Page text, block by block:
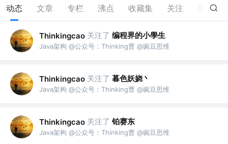
动态 文章 专栏 沸点 收藏集 关注 3
Thinkingcao 关注了 编程界的小學生
Java架构 @公众号：Thinking曹 @豌豆思维
Thinkingcao 关注了 暮色妖娆丶
Java架构 @公众号：Thinking曹 @豌豆思维
Thinkingcao 关注了 铂赛东
Java架构 @公众号：Thinking曹 @豌豆思维